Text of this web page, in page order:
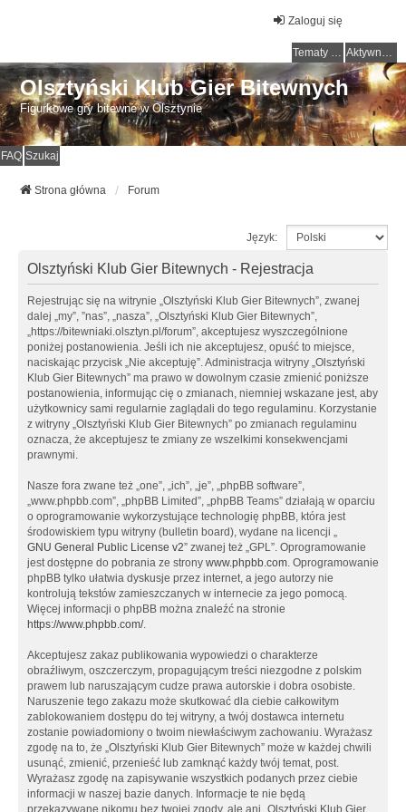
Zaloguj się
Tematy bez odpowiedzi Aktywne tematy
Olsztyński Klub Gier Bitewnych
Figurkowe gry bitewne w Olsztynie
FAQ Szukaj
Strona główna Forum
Język:
Olsztyński Klub Gier Bitewnych - Rejestracja
Rejestrując się na witrynie „Olsztyński Klub Gier Bitewnych”, zwanej
dalej „my”, ”nas”, „nasza”, „Olsztyński Klub Gier Bitewnych”,
„https://bitewniaki.olsztyn.pl/forum”, akceptujesz wyszczególnione
poniżej postanowienia. Jeśli ich nie akceptujesz, opuść to miejsce,
naciskając przycisk „Nie akceptuję”. Administracja witryny „Olsztyński
Klub Gier Bitewnych” ma prawo w dowolnym czasie zmienić poniższe
postanowienia, informując cię o zmianach, niemniej wskazane jest, aby
użytkownicy sami regularnie zaglądali do tego regulaminu. Korzystanie
z witryny „Olsztyński Klub Gier Bitewnych” po zmianach regulaminu
oznacza, że akceptujesz te zmiany ze wszelkimi konsekwencjami
prawnymi.
Nasze fora zwane też „one”, „ich”, „je”, „phpBB software”,
„www.phpbb.com”, „phpBB Limited”, „phpBB Teams” działają w oparciu
o oprogramowanie wykorzystujące technologię phpBB, która jest
środowiskiem typu witryny (bulletin board), wydane na licencji „
GNU General Public License v2” zwanej też „GPL”. Oprogramowanie
jest dostępne do pobrania ze strony www.phpbb.com. Oprogramowanie
phpBB tylko ułatwia dyskusje przez internet, a jego autorzy nie
kontrolują tekstów zamieszczanych w internecie za jego pomocą.
Więcej informacji o phpBB można znaleźć na stronie
https://www.phpbb.com/.
Akceptujesz zakaz publikowania wypowiedzi o charakterze
obraźliwym, oszczerczym, propagującym treści niezgodne z polskim
prawem lub naruszającym cudze prawa autorskie i dobra osobiste.
Naruszenie tego zakazu może skutkować dla ciebie całkowitym
zablokowaniem dostępu do tej witryny, a twój dostawca internetu
zostanie powiadomiony o twoim niewłaściwym zachowaniu. Wyrażasz
zgodę na to, że „Olsztyński Klub Gier Bitewnych” może w każdej chwili
usunąć, zmienić, przenieść lub zamknąć każdy twój temat, post.
Wyrażasz zgodę na zapisywanie wszystkich podanych przez ciebie
informacji w naszej bazie danych. Informacje te nie będą
przekazywane nikomu bez twojej zgody, ale ani „Olsztyński Klub Gier